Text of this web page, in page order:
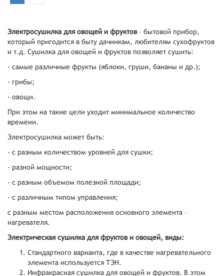
Электросушилка для овощей и фруктов– бытовой прибор,
который пригодится в быту дачникам, любителям сухофруктов
и т.д. Сушилка для овощей и фруктов позволяет сушить:
- самые различные фрукты (яблоки, груши, бананы и др.);
- грибы;
- овощи.
При этом на такие цели уходит минимальное количество
времени.
Электросушилка может быть:
- с разным количеством уровней для сушки;
- разной мощности;
- с разным объемом полезной площади;
- с различным типом управления;
с разным местом расположения основного элемента –
нагревателя.
Электрическая сушилка для фруктов и овощей, виды:
Стандартного варианта, где в качестве нагревательного
элемента используется ТЭН.
Инфракрасная сушилка для овощей и фруктов. В этом